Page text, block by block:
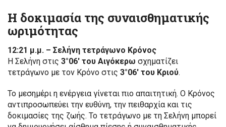
Η δοκιμασία της συναισθηματικής
ωριμότητας
12:21 μ.μ. – Σελήνη τετράγωνο Κρόνος
Η Σελήνη στις 3°06′ του Αιγόκερω σχηματίζει
τετράγωνο με τον Κρόνο στις 3°06′ του Κριού.
Το μεσημέρι η ενέργεια γίνεται πιο απαιτητική. Ο Κρόνος
αντιπροσωπεύει την ευθύνη, την πειθαρχία και τις
δοκιμασίες της ζωής. Το τετράγωνο με τη Σελήνη μπορεί